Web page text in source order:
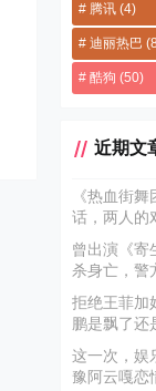
腾讯 (4)
迪丽热巴
酷狗 (50)
近期文
《热血街
话，两人的
曾出演《寄
杀身亡，警
拒绝王菲加
鹏是飘了还
这一次，娱
豫阿云嘎恋